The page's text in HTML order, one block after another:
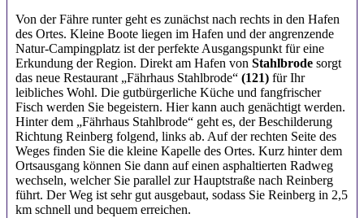
Von der Fähre runter geht es zunächst nach rechts in den Hafen
des Ortes. Kleine Boote liegen im Hafen und der angrenzende
Natur-Campingplatz ist der perfekte Ausgangspunkt für eine
Erkundung der Region. Direkt am Hafen von Stahlbrode sorgt
das neue Restaurant „Fährhaus Stahlbrode“ (121) für Ihr
leibliches Wohl. Die gutbürgerliche Küche und fangfrischer
Fisch werden Sie begeistern. Hier kann auch genächtigt werden.
Hinter dem „Fährhaus Stahlbrode“ geht es, der Beschilderung
Richtung Reinberg folgend, links ab. Auf der rechten Seite des
Weges finden Sie die kleine Kapelle des Ortes. Kurz hinter dem
Ortsausgang können Sie dann auf einen asphaltierten Radweg
wechseln, welcher Sie parallel zur Hauptstraße nach Reinberg
führt. Der Weg ist sehr gut ausgebaut, sodass Sie Reinberg in 2,5
km schnell und bequem erreichen.